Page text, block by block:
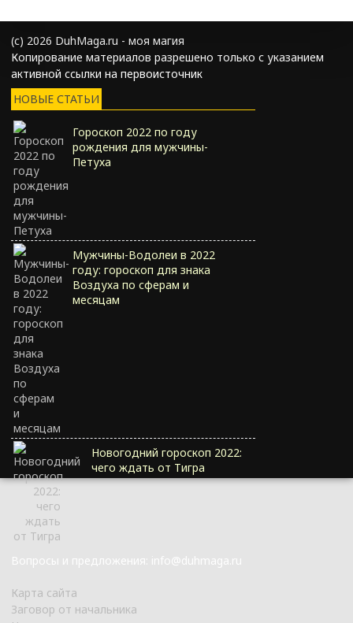
(с) 2026 DuhMaga.ru - моя магия
Копирование материалов разрешено только с указанием
активной ссылки на первоисточник
НОВЫЕ СТАТЬИ
Гороскоп 2022 по году
рождения для мужчины-
Петуха
Мужчины-Водолеи в 2022
году: гороскоп для знака
Воздуха по сферам и
месяцам
Новогодний гороскоп 2022:
чего ждать от Тигра
Вопросы и предложения: info@duhmaga.ru
Карта сайта
Заговор от начальника